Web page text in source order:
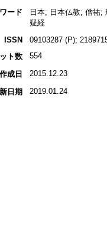
ード
日本; 日本仏教; 僧祐;
疑経
ISSN
09103287 (P);
ト数
554
作成日 2015.12.23
日期 2019.01.24